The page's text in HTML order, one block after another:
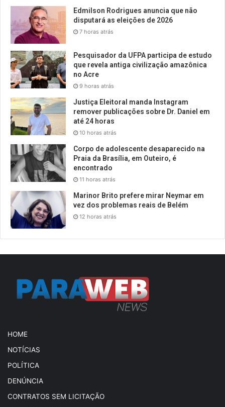
Edmilson Rodrigues anuncia que não
disputará as eleições de 2026
7 horas atrás
Pesquisador da UFPA participa de estudo
que revela antiga civilização amazônica
no Acre
9 horas atrás
Justiça Eleitoral manda Instagram
remover publicações sobre Dr. Daniel em
até 24 horas
10 horas atrás
Corpo de adolescente desaparecido na
Praia da Brasília, em Outeiro, é
encontrado
11 horas atrás
Marinor Brito prefere mirar Neymar em
vez dos problemas reais de Belém
12 horas atrás
HOME
NOTÍCIAS
POLÍTICA
DENÚNCIA
CONTRATOS SEM LICITAÇÃO